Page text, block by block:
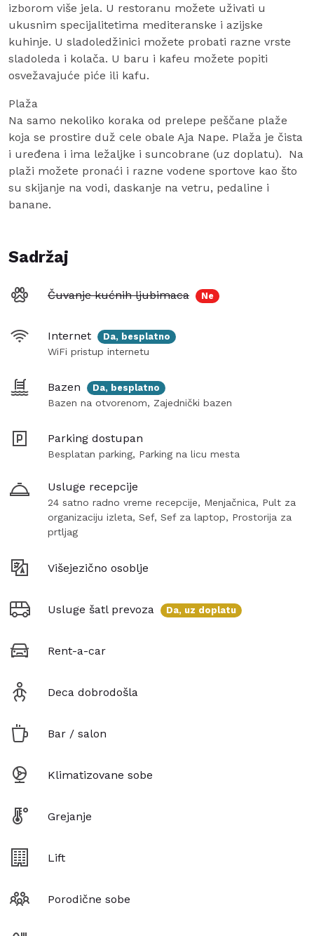
izborom više jela. U restoranu možete uživati u
ukusnim specijalitetima mediteranske i azijske
kuhinje. U sladoledžinici možete probati razne vrste
sladoleda i kolača. U baru i kafeu možete popiti
osvežavajuće piće ili kafu.
Plaža
Na samo nekoliko koraka od prelepe peščane plaže
koja se prostire duž cele obale Aja Nape. Plaža je čista
i uređena i ima ležaljke i suncobrane (uz doplatu). Na
plaži možete pronaći i razne vodene sportove kao što
su skijanje na vodi, daskanje na vetru, pedaline i
banane.
Sadržaj
Čuvanje kućnih ljubimaca Ne
Internet Da, besplatno
WiFi pristup internetu
Bazen Da, besplatno
Bazen na otvorenom, Zajednički bazen
Parking dostupan
Besplatan parking, Parking na licu mesta
Usluge recepcije
24 satno radno vreme recepcije, Menjačnica, Pult za
organizaciju izleta, Sef, Sef za laptop, Prostorija za
prtljag
Višejezično osoblje
Usluge šatl prevoza Da, uz doplatu
Rent-a-car
Deca dobrodošla
Bar / salon
Klimatizovane sobe
Grejanje
Lift
Porodične sobe